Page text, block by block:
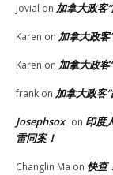
Jovial on 加拿大政客
Karen on 加拿大政客
Karen on 加拿大政客
frank on 加拿大政客
Josephsox on 印度
雷同案！
Changlin Ma on 快查